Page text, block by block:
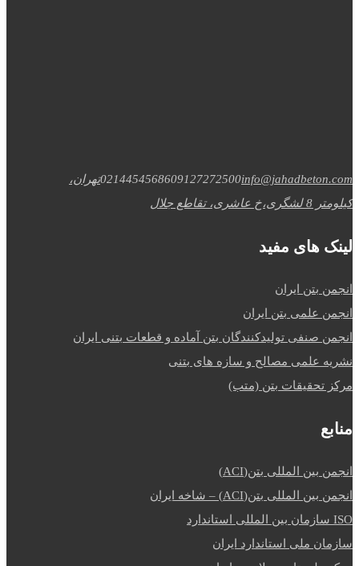
0214454568609127272500info@jahadbeton.com
تهران،
کیلومتر 8 لشگری،خ عاشری، تقاطع جلال
لینک های مفید
انجمن بتن ایران
انجمن علمی بتن ایران
انجمن صنفی تولیدکنندگان بتن آماده و قطعات بتنی ایران
نشریه علمی مصالح و سازه های بتنی
مرکز تحقیقات بتن (متب)
منابع
انجمن بین المللی بتن(ACI)
انجمن بین المللی بتن(ACI) – شاخه ایران
ISO سازمان بین المللی استاندارد
سازمان ملی استاندارد ایران